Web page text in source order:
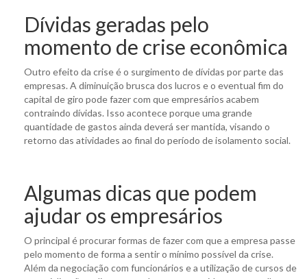
Dívidas geradas pelo
momento de crise econômica
Outro efeito da crise é o surgimento de dívidas por parte das
empresas. A diminuição brusca dos lucros e o eventual fim do
capital de giro pode fazer com que empresários acabem
contraindo dívidas. Isso acontece porque uma grande
quantidade de gastos ainda deverá ser mantida, visando o
retorno das atividades ao final do período de isolamento social.
Algumas dicas que podem
ajudar os empresários
O principal é procurar formas de fazer com que a empresa passe
pelo momento de forma a sentir o mínimo possível da crise.
Além da negociação com funcionários e a utilização de cursos de